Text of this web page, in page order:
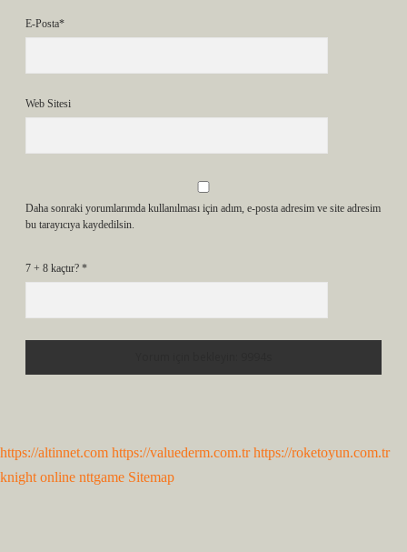
E-Posta*
Web Sitesi
Daha sonraki yorumlarımda kullanılması için adım, e-posta adresim ve site adresim
bu tarayıcıya kaydedilsin.
7 + 8 kaçtır? *
https://altinnet.com https://valuederm.com.tr https://roketoyun.com.tr
knight online nttgame Sitemap